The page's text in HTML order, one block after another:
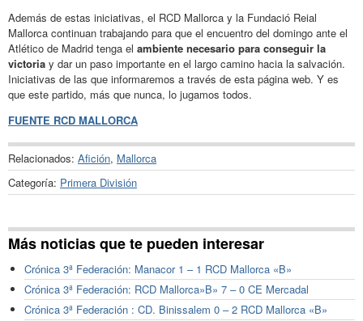
Además de estas iniciativas, el RCD Mallorca y la Fundació Reial
Mallorca continuan trabajando para que el encuentro del domingo ante el
Atlético de Madrid tenga el ambiente necesario para conseguir la
victoria y dar un paso importante en el largo camino hacia la salvación.
Iniciativas de las que informaremos a través de esta página web. Y es
que este partido, más que nunca, lo jugamos todos.
FUENTE RCD MALLORCA
Relacionados: Afición, Mallorca
Categoría: Primera División
Más noticias que te pueden interesar
Crónica 3ª Federación: Manacor 1 – 1 RCD Mallorca «B»
Crónica 3ª Federación: RCD Mallorca»B» 7 – 0 CE Mercadal
Crónica 3ª Federación : CD. Binissalem 0 – 2 RCD Mallorca «B»